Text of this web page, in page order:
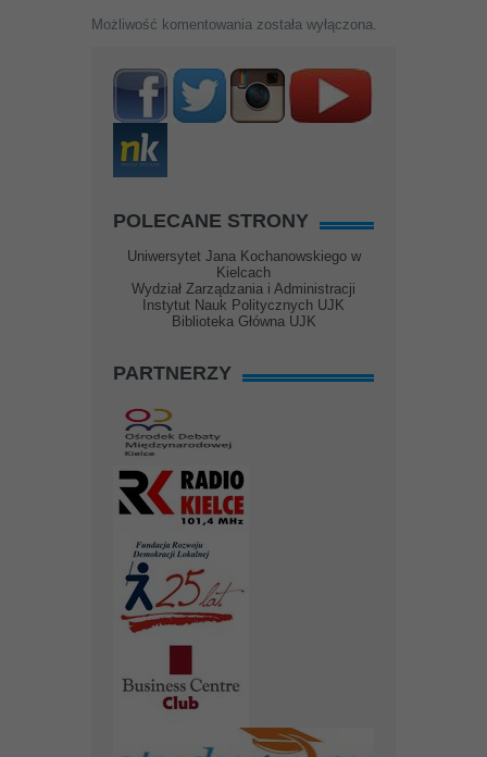
Możliwość komentowania została wyłączona.
POLECANE STRONY
Uniwersytet Jana Kochanowskiego w
Kielcach
Wydział Zarządzania i Administracji
Instytut Nauk Politycznych UJK
Biblioteka Główna UJK
PARTNERZY